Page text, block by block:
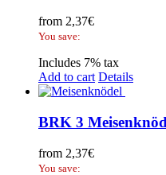
from 2,37€
You save:
Includes 7% tax
Add to cart Details
BRK 3
from 2,37€
You save: